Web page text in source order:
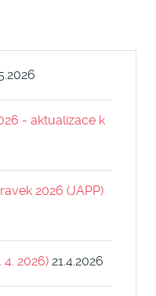
- aktualizace k
2026 (JAPP)
4. 2026) 21.4.2026